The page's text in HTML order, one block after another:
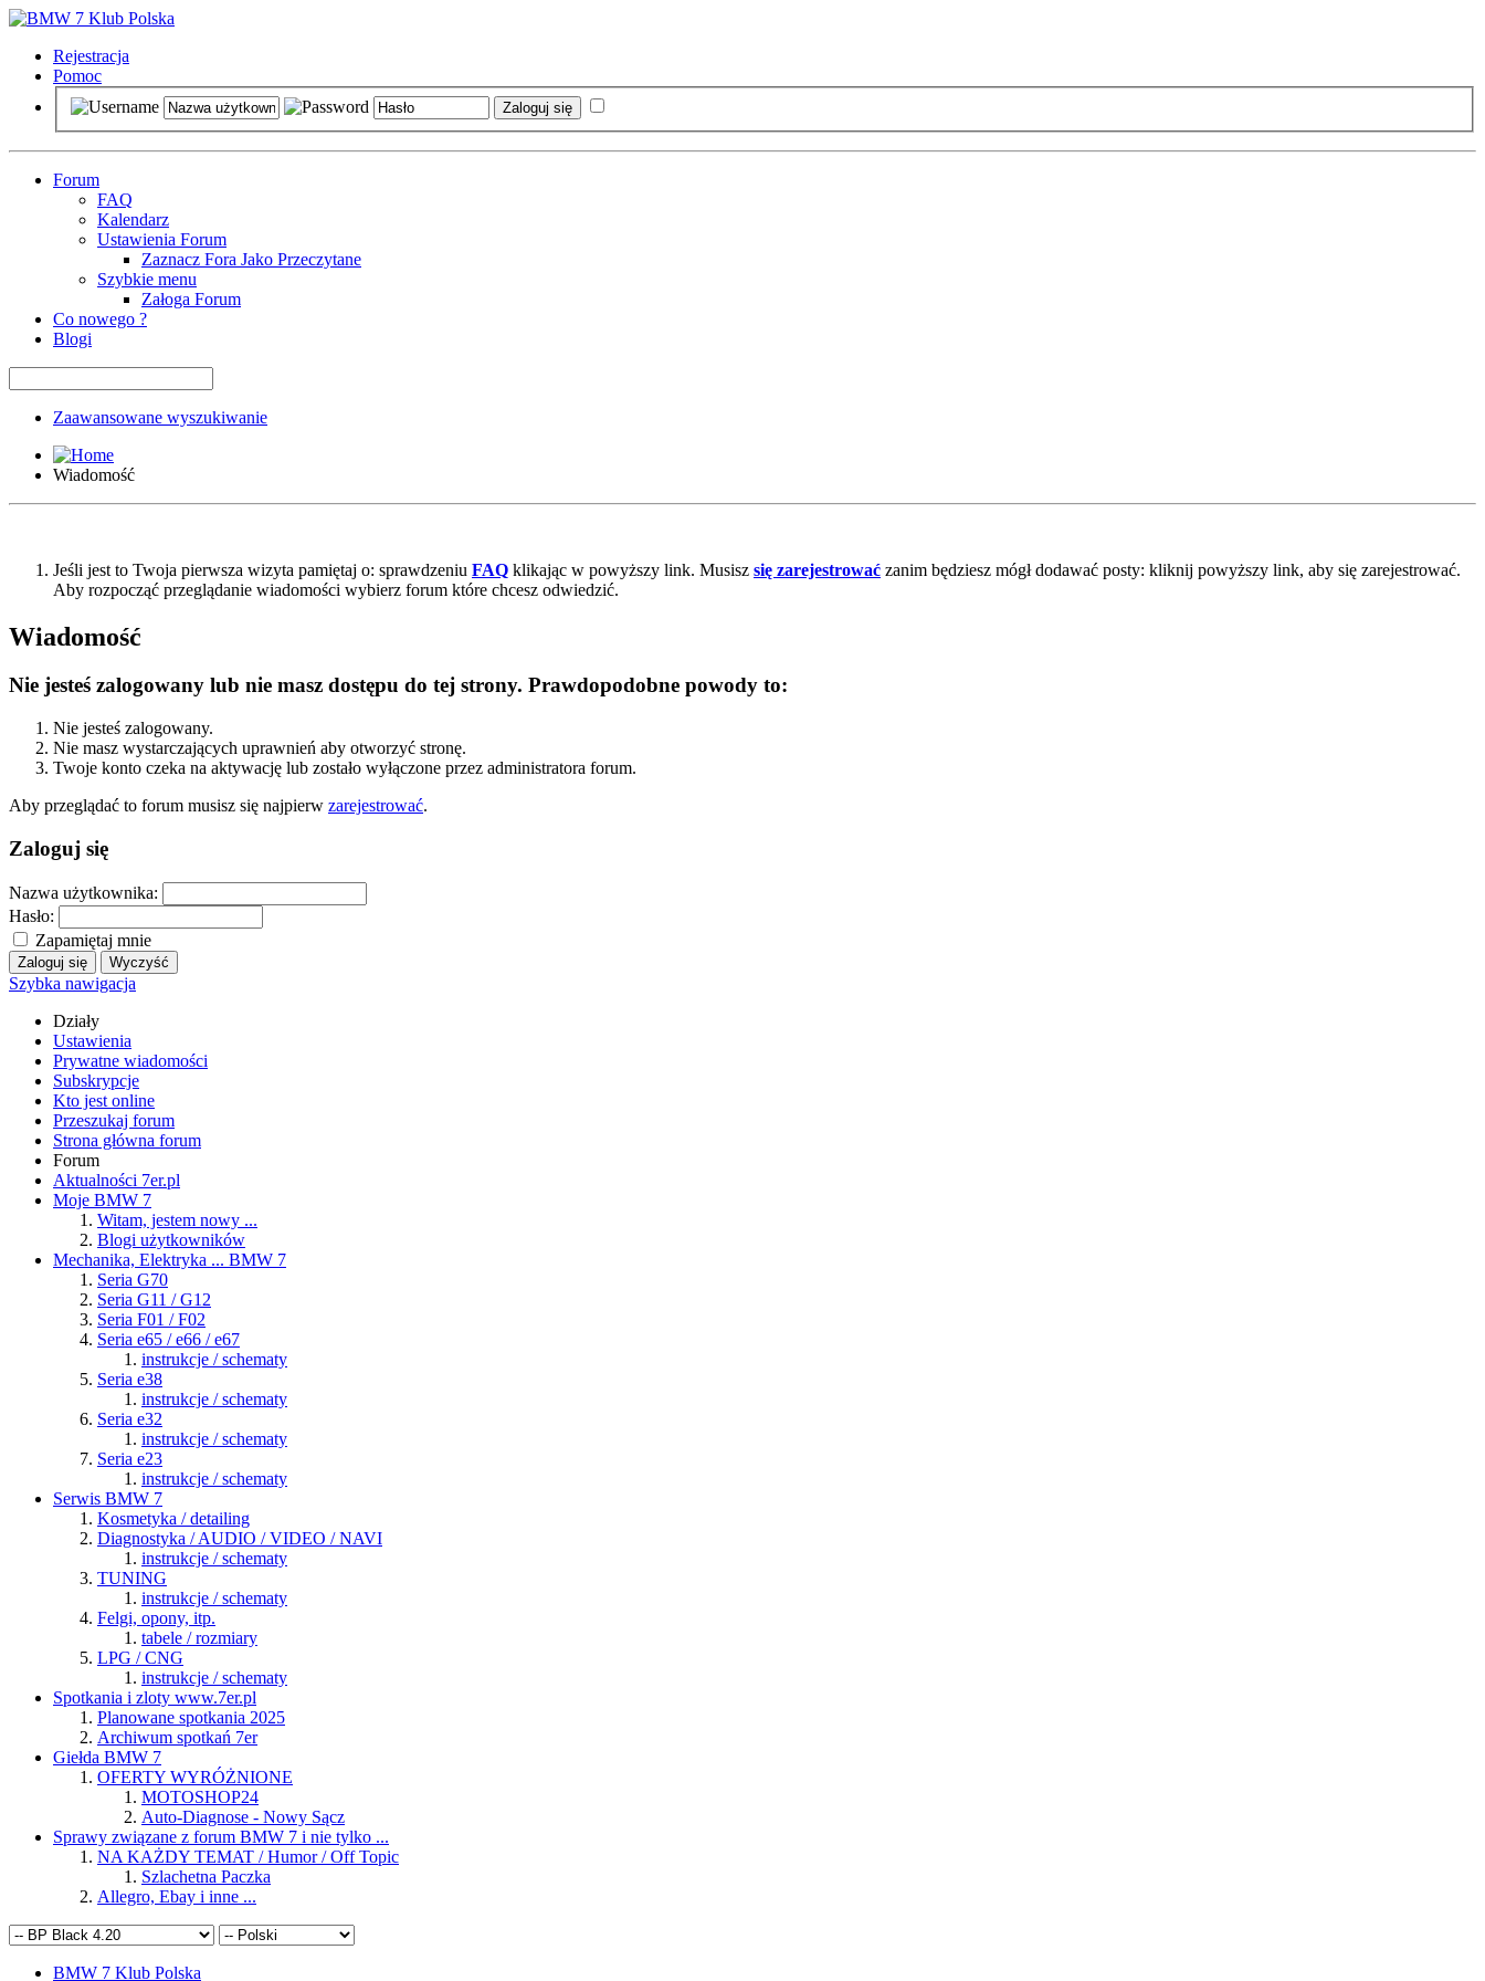
Rejestracja
Pomoc
Forum
FAQ
Kalendarz
Ustawienia Forum
Zaznacz Fora Jako Przeczytane
Szybkie menu
Załoga Forum
Co nowego ?
Blogi
Zaawansowane wyszukiwanie
Wiadomość
Jeśli jest to Twoja pierwsza wizyta pamiętaj o: sprawdzeniu FAQ klikając w powyższy link. Musisz się zarejestrować zanim będziesz mógł dodawać posty: kliknij powyższy link, aby się zarejestrować.
Aby rozpocząć przeglądanie wiadomości wybierz forum które chcesz odwiedzić.
Wiadomość
Nie jesteś zalogowany lub nie masz dostępu do tej strony. Prawdopodobne powody to:
Nie jesteś zalogowany.
Nie masz wystarczających uprawnień aby otworzyć stronę.
Twoje konto czeka na aktywację lub zostało wyłączone przez administratora forum.
Aby przeglądać to forum musisz się najpierw zarejestrować.
Zaloguj się
Nazwa użytkownika:
Hasło:
Zapamiętaj mnie
Szybka nawigacja
Działy
Ustawienia
Prywatne wiadomości
Subskrypcje
Kto jest online
Przeszukaj forum
Strona główna forum
Forum
Aktualności 7er.pl
Moje BMW 7
Witam, jestem nowy ...
Blogi użytkowników
Mechanika, Elektryka ... BMW 7
Seria G70
Seria G11 / G12
Seria F01 / F02
Seria e65 / e66 / e67
instrukcje / schematy
Seria e38
instrukcje / schematy
Seria e32
instrukcje / schematy
Seria e23
instrukcje / schematy
Serwis BMW 7
Kosmetyka / detailing
Diagnostyka / AUDIO / VIDEO / NAVI
instrukcje / schematy
TUNING
instrukcje / schematy
Felgi, opony, itp.
tabele / rozmiary
LPG / CNG
instrukcje / schematy
Spotkania i zloty www.7er.pl
Planowane spotkania 2025
Archiwum spotkań 7er
Giełda BMW 7
OFERTY WYRÓŻNIONE
MOTOSHOP24
Auto-Diagnose - Nowy Sącz
Sprawy związane z forum BMW 7 i nie tylko ...
NA KAŻDY TEMAT / Humor / Off Topic
Szlachetna Paczka
Allegro, Ebay i inne ...
BMW 7 Klub Polska